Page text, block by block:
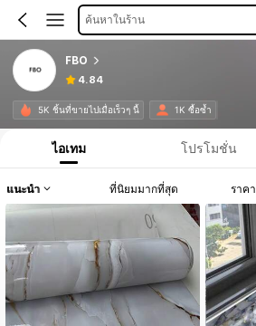
ค้นหาในร้าน
FBO
4.84
5K ชิ้นที่ขายไปเมื่อเร็วๆ นี้ 1K ซื้อซ้ำ
ไอเทม โปรโมชั่น
แนะนำ ที่นิยมมากที่สุด ราคา